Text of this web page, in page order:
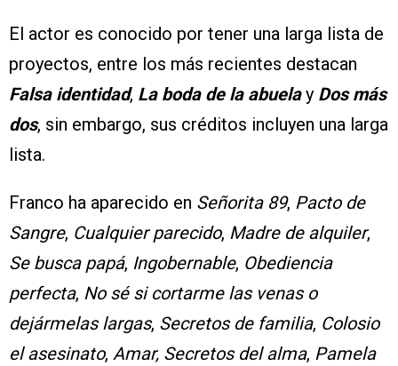
El actor es conocido por tener una larga lista de
proyectos, entre los más recientes destacan
Falsa identidad, La boda de la abuelay Dos más
dos, sin embargo, sus créditos incluyen una larga
lista.
Franco ha aparecido en Señorita 89, Pacto de
Sangre, Cualquier parecido, Madre de alquiler,
Se busca papá, Ingobernable, Obediencia
perfecta, No sé si cortarme las venas o
dejármelas largas, Secretos de familia, Colosio
el asesinato, Amar, Secretos del alma, Pamela